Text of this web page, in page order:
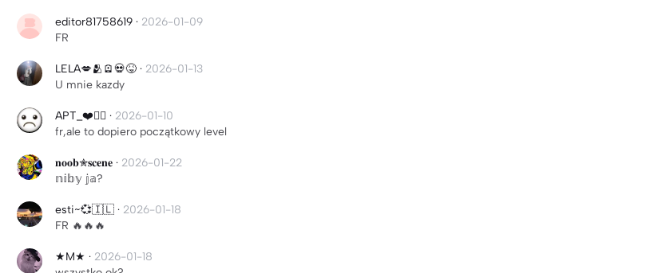
editor81758619 · 2026-01-09
FR
LELA💋🫂🪫💀😝 · 2026-01-13
U mnie kazdy
APT_❤️❤️‍🔥 · 2026-01-10
fr,ale to dopiero początkowy level
𝐧𝐨𝐨𝐛✮𝐬𝐜𝐞𝐧𝐞 · 2026-01-22
𝕟𝕚𝕓𝕪 𝕛𝕒?
esti~💞🇮🇱 · 2026-01-18
FR 🔥🔥🔥
★M★ · 2026-01-18